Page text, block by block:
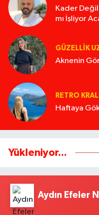
Kader
mı İşliyor
GÜZELLIK
Aknenin
RETRO
Haftaya
Yükleniyor...
Aydın Efeler